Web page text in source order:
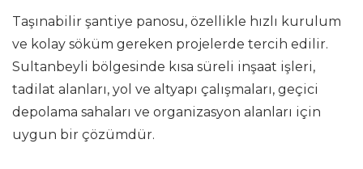
Taşınabilir şantiye panosu, özellikle hızlı kurulum
ve kolay söküm gereken projelerde tercih edilir.
Sultanbeyli bölgesinde kısa süreli inşaat işleri,
tadilat alanları, yol ve altyapı çalışmaları, geçici
depolama sahaları ve organizasyon alanları için
uygun bir çözümdür.